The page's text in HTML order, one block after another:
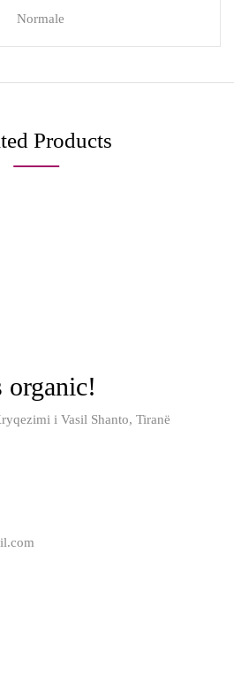
Normale
Products
organic!
i Vasil Shanto, Tiranë